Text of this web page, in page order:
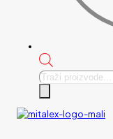
Products